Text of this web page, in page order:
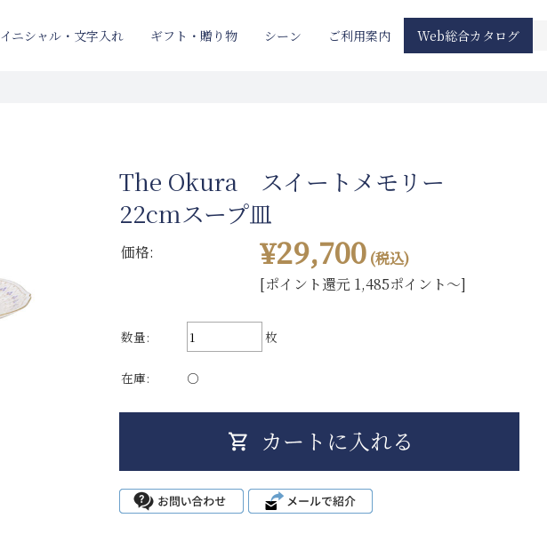
イニシャル・文字入れ ギフト・贈り物 シーン ご利用案内 Web総合カタログ
The Okura スイートメモリー
22cmスープ皿
価格: ¥29,700 (税込)
[ポイント還元 1,485ポイント～]
数量: 枚
在庫: ○